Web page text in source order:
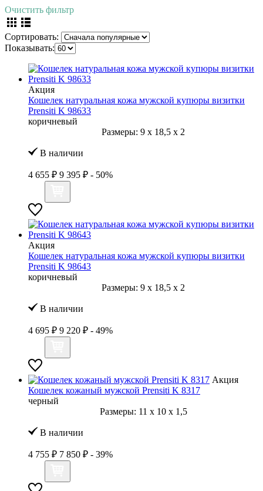
Очистить фильтр
Сортировать:
Показывать:
Акция
Кошелек натуральная кожа мужской купюры визитки
Prensiti K 98633
коричневый
Размеры: 9 x 18,5 x 2
В наличии
4 655 ₽ 9 395 ₽ - 50%
Акция
Кошелек натуральная кожа мужской купюры визитки
Prensiti K 98643
коричневый
Размеры: 9 x 18,5 x 2
В наличии
4 695 ₽ 9 220 ₽ - 49%
Акция
Кошелек кожаный мужской Prensiti K 8317
черный
Размеры: 11 x 10 x 1,5
В наличии
4 755 ₽ 7 850 ₽ - 39%